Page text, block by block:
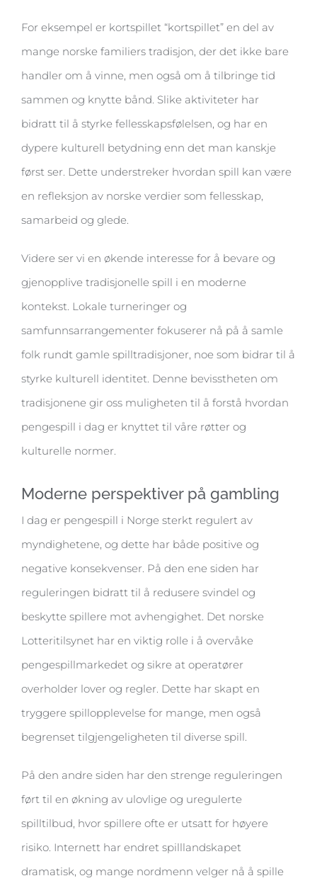
For eksempel er kortspillet “kortspillet” en del av
mange norske familiers tradisjon, der det ikke bare
handler om å vinne, men også om å tilbringe tid
sammen og knytte bånd. Slike aktiviteter har
bidratt til å styrke fellesskapsfølelsen, og har en
dypere kulturell betydning enn det man kanskje
først ser. Dette understreker hvordan spill kan være
en refleksjon av norske verdier som fellesskap,
samarbeid og glede.
Videre ser vi en økende interesse for å bevare og
gjenopplive tradisjonelle spill i en moderne
kontekst. Lokale turneringer og
samfunnsarrangementer fokuserer nå på å samle
folk rundt gamle spilltradisjoner, noe som bidrar til å
styrke kulturell identitet. Denne bevisstheten om
tradisjonene gir oss muligheten til å forstå hvordan
pengespill i dag er knyttet til våre røtter og
kulturelle normer.
Moderne perspektiver på gambling
I dag er pengespill i Norge sterkt regulert av
myndighetene, og dette har både positive og
negative konsekvenser. På den ene siden har
reguleringen bidratt til å redusere svindel og
beskytte spillere mot avhengighet. Det norske
Lotteritilsynet har en viktig rolle i å overvåke
pengespillmarkedet og sikre at operatører
overholder lover og regler. Dette har skapt en
tryggere spillopplevelse for mange, men også
begrenset tilgjengeligheten til diverse spill.
På den andre siden har den strenge reguleringen
ført til en økning av ulovlige og uregulerte
spilltilbud, hvor spillere ofte er utsatt for høyere
risiko. Internett har endret spilllandskapet
dramatisk, og mange nordmenn velger nå å spille